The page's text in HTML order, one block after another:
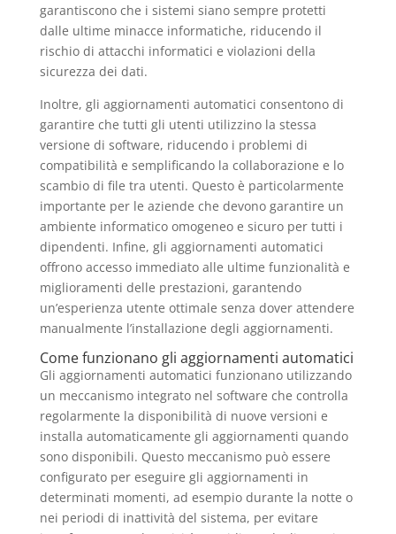
garantiscono che i sistemi siano sempre protetti
dalle ultime minacce informatiche, riducendo il
rischio di attacchi informatici e violazioni della
sicurezza dei dati.
Inoltre, gli aggiornamenti automatici consentono di
garantire che tutti gli utenti utilizzino la stessa
versione di software, riducendo i problemi di
compatibilità e semplificando la collaborazione e lo
scambio di file tra utenti. Questo è particolarmente
importante per le aziende che devono garantire un
ambiente informatico omogeneo e sicuro per tutti i
dipendenti. Infine, gli aggiornamenti automatici
offrono accesso immediato alle ultime funzionalità e
miglioramenti delle prestazioni, garantendo
un’esperienza utente ottimale senza dover attendere
manualmente l’installazione degli aggiornamenti.
Come funzionano gli aggiornamenti automatici
Gli aggiornamenti automatici funzionano utilizzando
un meccanismo integrato nel software che controlla
regolarmente la disponibilità di nuove versioni e
installa automaticamente gli aggiornamenti quando
sono disponibili. Questo meccanismo può essere
configurato per eseguire gli aggiornamenti in
determinati momenti, ad esempio durante la notte o
nei periodi di inattività del sistema, per evitare